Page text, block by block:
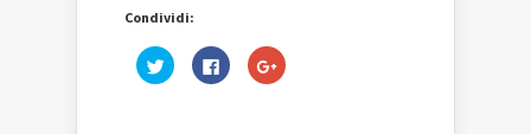
Condividi:
Fai
clic
Fai
clic
Fai
clic